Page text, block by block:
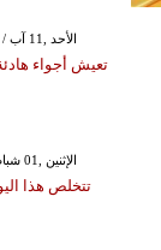
GMT 17:08 2019 الأحد ,11 آب / أغسطس
تعيش أجواء
GMT 21:36 2021 الإثنين ,01 شباط / فبراير
تتخلص هذا